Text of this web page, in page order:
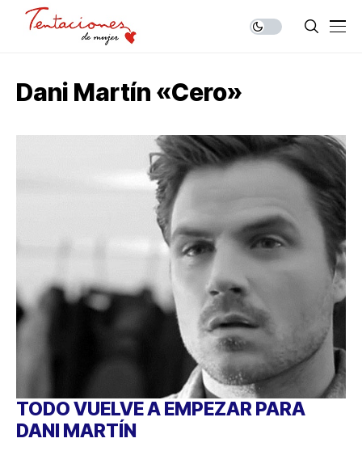
Dani Martín «Cero»
TODO VUELVE A EMPEZAR PARA
DANI MARTÍN